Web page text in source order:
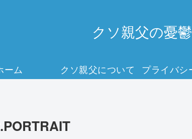
クソ親父の憂鬱
ーム クソ親父について